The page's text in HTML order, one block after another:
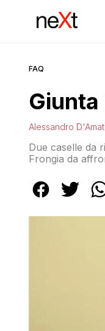
FAQ
Alessandro
Due caselle da
Frongia da